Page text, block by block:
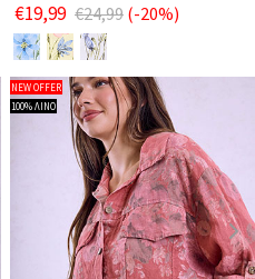
€19,99 €24,99 (-20%)
NEW OFFER
100% ΛΙΝΟ